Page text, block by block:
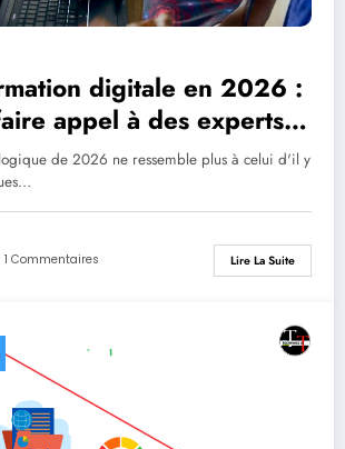
digitale en 2026 :
appel à des experts
est devenu vital
de 2026 ne ressemble plus à celui d'il y
1 Commentaires Lire La Suite